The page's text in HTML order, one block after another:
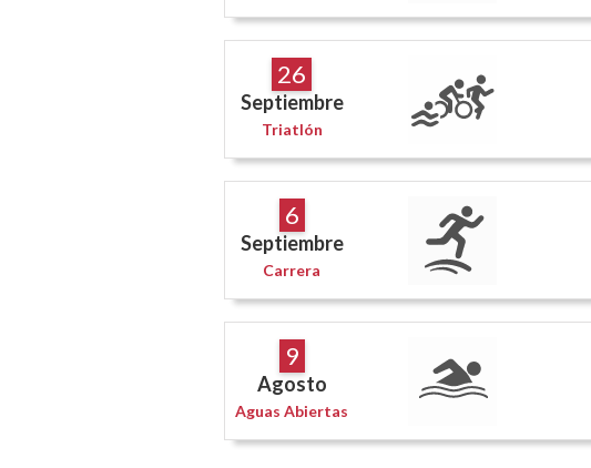
26
Septiembre
Triatlón
6
Septiembre
Carrera
9
Agosto
Aguas Abiertas